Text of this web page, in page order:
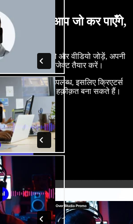
के साथ आप जो कर पाएँगे,
है।
स्टॉक इमेज, ऑडियो और वीडियो जोड़ें, अपनी
वीडियो प्रोजेक्ट तैयार करें।
कुछ ब्राउज़र में उपलब्ध, इसलिए क्रिएटर्स
विचार को हक़ीक़त बना सकते हैं।